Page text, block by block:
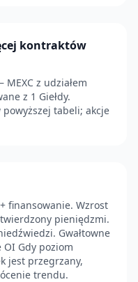
kontraktów
z udziałem
z 1 Giełdy.
powyższej tabeli; akcje
finansowanie. Wzrost
pieniędzmi.
Gwałtowne
Gdy poziom
jest przegrzany,
trendu.